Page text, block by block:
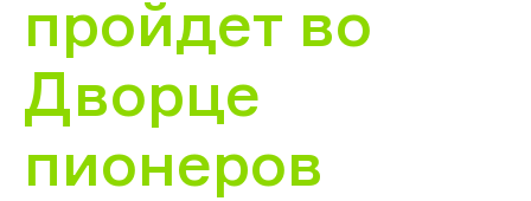
пройдет во
Дворце
пионеров